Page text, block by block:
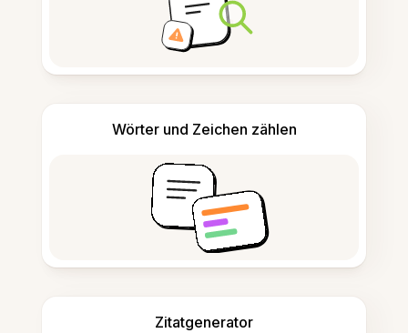
Wörter und Zeichen zählen
Zitatgenerator